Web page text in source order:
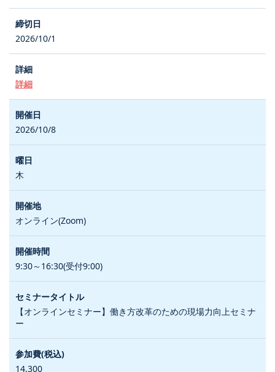
2026/10/1
詳細
2026/10/8
木
オンライン(Zoom)
9:30～16:30(受付9:00)
【オンラインセミナー】働き方改革のための現場力向上セミナ
ー
14,300